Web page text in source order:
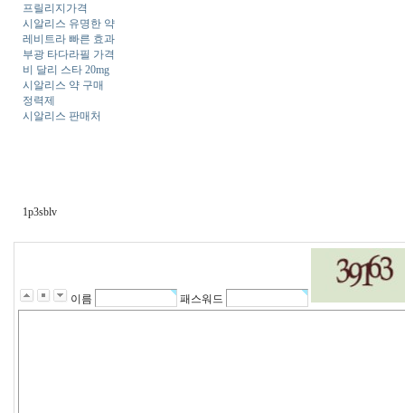
프릴리지가격
시알리스 유명한 약
레비트라 빠른 효과
부광 타다라필 가격
비 달리 스타 20mg
시알리스 약 구매
정력제
시알리스 판매처
1p3sblv
이름 패스워드